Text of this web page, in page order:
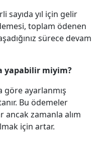
sayıda yıl için gelir
toplam ödenen
sürece devam
yapabilir miyim?
göre ayarlanmış
Bu ödemeler
ancak zamanla alım
için artar.